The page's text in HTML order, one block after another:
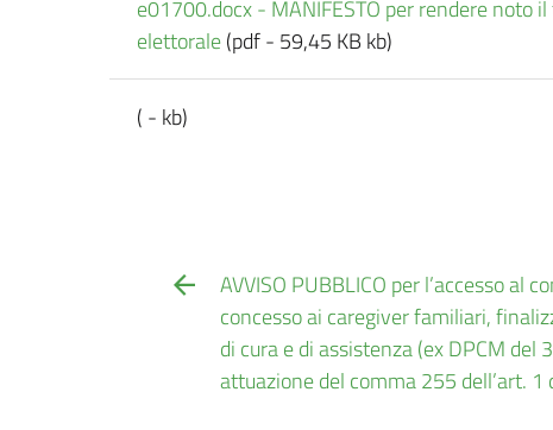
e01700.docx - MANIFESTO per rendere noto
elettorale (pdf - 59,45 KB kb)
( - kb)
AVVISO PUBBLICO per l’accesso al
concesso ai caregiver familiari,
di cura e di assistenza (ex DPCM del
attuazione del comma 255 dell’art.